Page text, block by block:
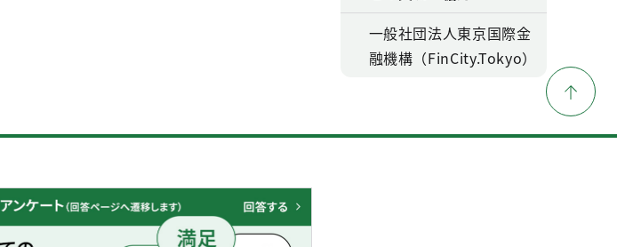
一般社団法人東京国際金
融機構（FinCity.Tokyo）